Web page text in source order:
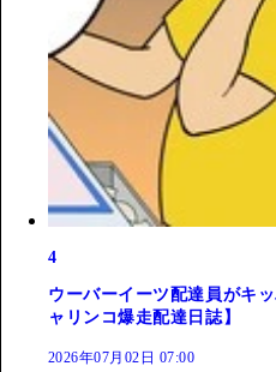
4
ウーバーイーツ配達員がキ
ャリンコ爆走配達日誌】
2026年07月02日 07:00